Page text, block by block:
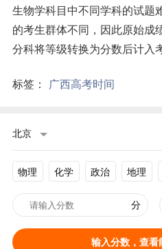
生物学科目中不同学科的试题
的考生群体不同，因此原始成
分科将等级转换为分数后计入
标签： 广西高考时间
北京
物理 化学 政治 地理
分
输入分数，查看